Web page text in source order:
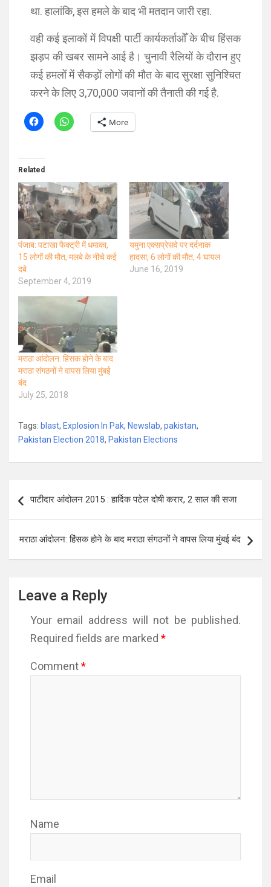
था. हालांकि, इस हमले के बाद भी मतदान जारी रहा.
वही कई इलाकों में विपक्षी पार्टी कार्यकर्ताओँ के बीच हिंसक
झड़प की खबर सामने आई है। चुनावी रैलियों के दौरान हुए
कई हमलों में सैकड़ों लोगों की मौत के बाद सुरक्षा सुनिश्चित
करने के लिए 3,70,000 जवानों की तैनाती की गई है.
More
Related
पंजाब: पटाखा फैक्ट्री में धमाका,
15 लोगों की मौत, मलबे के नीचे कई
दबे
September 4, 2019
यमुना एक्सप्रेसवे पर दर्दनाक
हादसा, 6 लोगों की मौत, 4 घायल
June 16, 2019
मराठा आंदोलन: हिंसक होने के बाद
मराठा संगठनों ने वापस लिया मुंबई
बंद
July 25, 2018
Tags: blast, Explosion In Pak, Newslab, pakistan,
Pakistan Election 2018, Pakistan Elections
navigation
पाटीदार आंदोलन 2015 : हार्दिक पटेल दोषी करार, 2 साल की सजा
मराठा आंदोलन: हिंसक होने के बाद मराठा संगठनों ने वापस लिया मुंबई बंद
Leave a Reply
Your email address will not be published.
Required fields are marked *
Comment*
Name
Email